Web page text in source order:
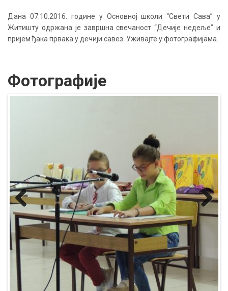
Дана 07.10.2016. године у Основној школи “Свети Сава” у
Житишту одржана је завршна свечаност “Дечије недеље” и
пријем ђака првака у дечији савез. Уживајте у фотографијама.
Фотографије
Previous Next